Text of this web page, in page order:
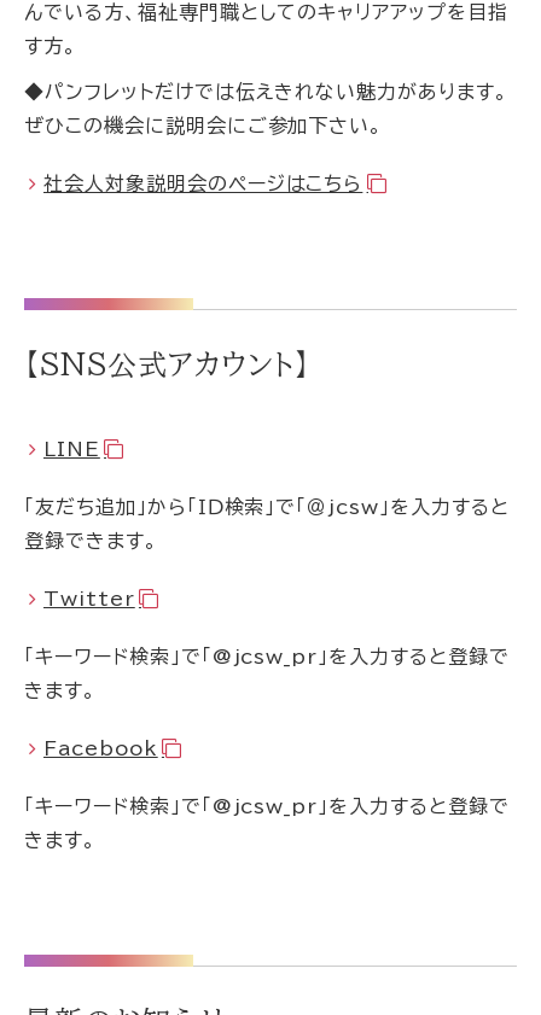
んでいる方、福祉専門職としてのキャリアアップを目指
す方。
◆パンフレットだけでは伝えきれない魅力があります。
ぜひこの機会に説明会にご参加下さい。
社会人対象説明会のページはこちら
【SNS公式アカウント】
LINE
「友だち追加」から「ＩＤ検索」で「＠jcsw」を入力すると
登録できます。
Twitter
「キーワード検索」で「@jcsw_pr」を入力すると登録で
きます。
Facebook
「キーワード検索」で「@jcsw_pr」を入力すると登録で
きます。